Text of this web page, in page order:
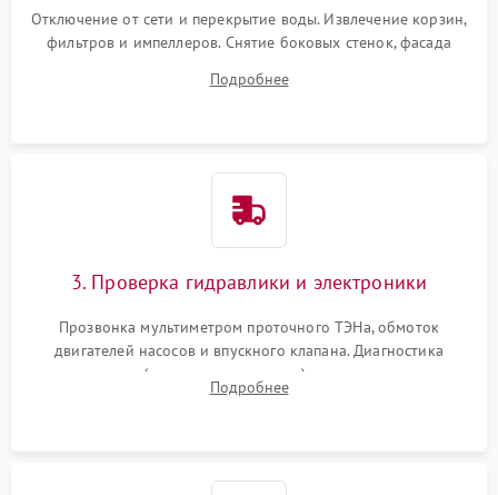
Отключение от сети и перекрытие воды. Извлечение корзин,
фильтров и импеллеров. Снятие боковых стенок, фасада
циркуляционному насосу, ТЭНу и сливной помпе.
Подробнее
3. Проверка гидравлики и электроники
Прозвонка мультиметром проточного ТЭНа, обмоток
двигателей насосов и впускного клапана. Диагностика
прессостата (датчика уровня воды), датчика мутности,
концевика дверцы и электронного модуля управления.
Подробнее